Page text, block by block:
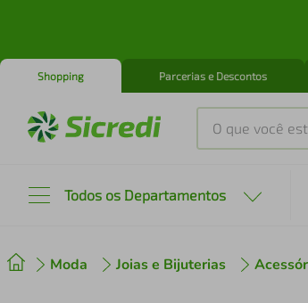
Shopping Parcerias e Descontos
O que você está
Todos os Departamentos
Moda Joias e Bijuterias
2º cafeteira